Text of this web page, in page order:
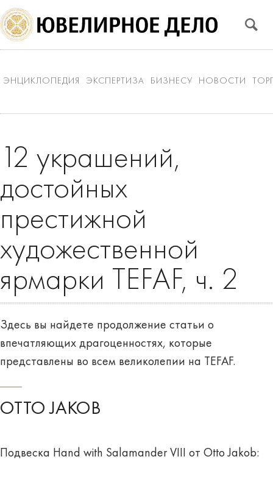
ЭНЦИКЛОПЕДИЯ ЭКСПЕРТИЗА БИЗНЕСУ НОВОСТИ
12 украшений,
достойных
престижной
художественной
ярмарки TEFAF, ч. 2
Здесь вы найдете продолжение статьи о
впечатляющих драгоценностях, которые
представлены во всем великолепии на TEFAF.
OTTO JAKOB
Подвеска Hand with Salamander VIII от Otto Jakob: